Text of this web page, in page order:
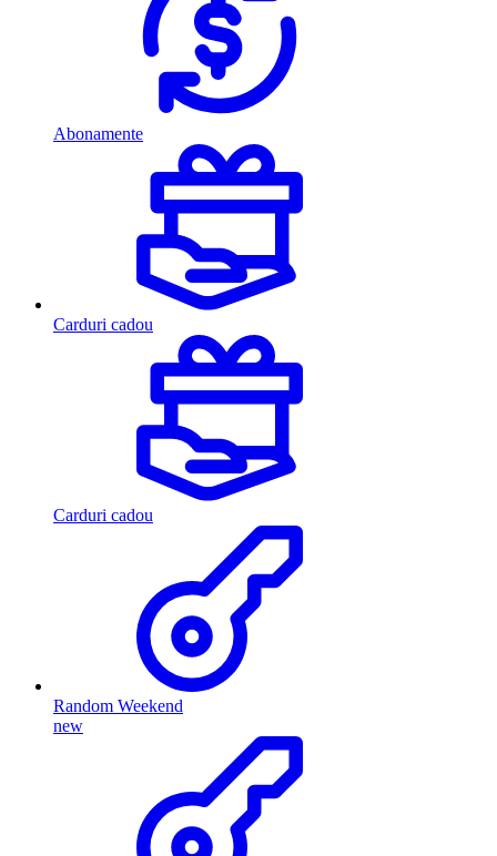
Abonamente
Carduri cadou
Carduri cadou
Random Weekend
new